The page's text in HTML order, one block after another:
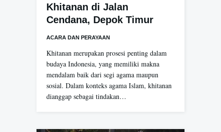
Khitanan di Jalan
Cendana, Depok Timur
ACARA DAN PERAYAAN
Khitanan merupakan prosesi penting dalam
budaya Indonesia, yang memiliki makna
mendalam baik dari segi agama maupun
sosial. Dalam konteks agama Islam, khitanan
dianggap sebagai tindakan…